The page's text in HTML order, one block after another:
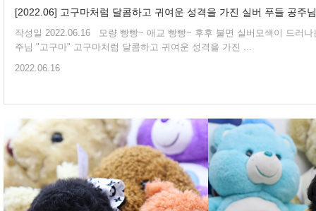
[2022.06] 고구마처럼 달콤하고 귀여운 성격을 가진 실버 푸들 공주
작성일 2022.06.16 모량 빵빵~ 애교 빵빵~ 후후 불면 실버모색이 드러나는 완전 실버! 푸들 공
주님 "고구마" 고구마처럼 달콤하고 귀여운 성격을 가진 ...
2022.06.16